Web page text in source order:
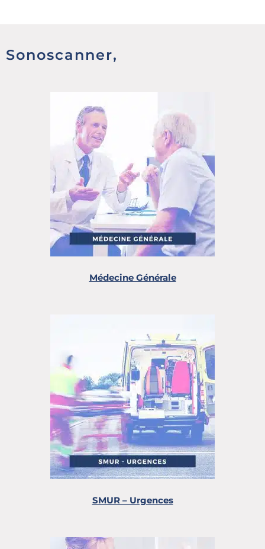
Sonoscanner,
Médecine Générale
SMUR – Urgences